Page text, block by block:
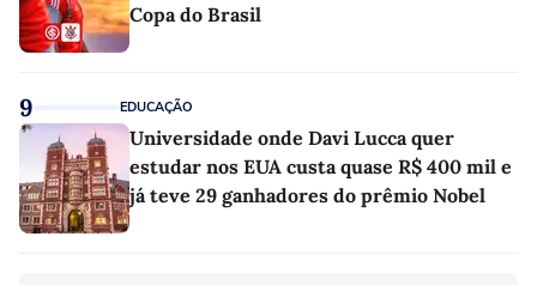
Copa do Brasil
9 EDUCAÇÃO
Universidade onde Davi Lucca quer
estudar nos EUA custa quase R$ 400 mil e
já teve 29 ganhadores do prêmio Nobel